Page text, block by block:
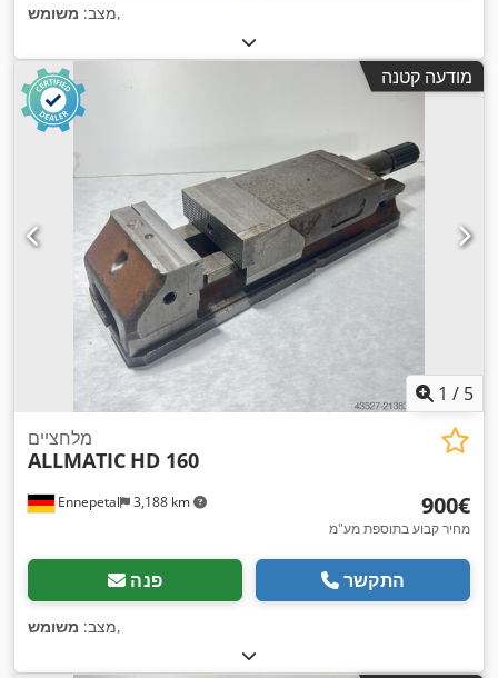
מצב: משומש ,
מודעה קטנה
1 / 5
Ennepetal 3,188 km
מלחציים
ALLMATIC HD 160
‏900 ‏€
מחיר קבוע בתוספת מע"מ
פנה התקשר
מצב: משומש ,